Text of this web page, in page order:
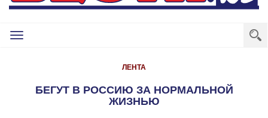
Toggle
ЛЕНТА
БЕГУТ В РОССИЮ ЗА НОРМАЛЬНОЙ
ЖИЗНЬЮ